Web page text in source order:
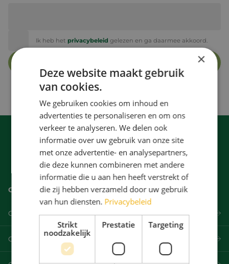
Ik heb het privacybeleid gelezen en ga daarmee akkoord.
Over ons
Ons team
Ons bestuur
×
Deze website maakt gebruik
van cookies.
We gebruiken cookies om inhoud en
advertenties te personaliseren en om ons
verkeer te analyseren. We delen ook
informatie over uw gebruik van onze site
met onze advertentie- en analysepartners,
die deze kunnen combineren met andere
informatie die u aan hen heeft verstrekt of
die zij hebben verzameld door uw gebruik
van hun diensten. Privacybeleid
Strikt
noodzakelijk
Prestatie Targeting